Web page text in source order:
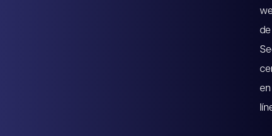
de
en